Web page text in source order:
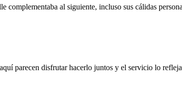
al siguiente, incluso sus cálidas
parecen disfrutar hacerlo juntos y el servicio lo